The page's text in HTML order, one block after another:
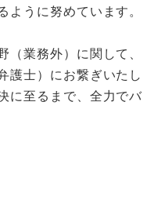
ように努めています。
（業務外）に関して、
護士）にお繋ぎいたし
に至るまで、全力でバ